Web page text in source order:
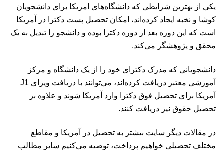
یکی از بهترین شرایطی که دانشگاه‌های امریکا برای دانشجویان
کوشا و نخبه ایجاد کرده‌اند، امکان تحصیل پست دکترا در آمریکا
است که این دوره بعد از دوره دکترا بوده و دانشجو را تبدیل به یک
محقق و پژوهشگر می‌کند.
دانشجویانی که مدرک دکترای خود را از یک دانشگاه و مرکز
آموزشی معتبر دریافت کرده‌اند، می‌توانند با دریافت ویزای J1
آمریکا برای تحصیل فوق دکترا وارد آمریکا شوند و علاوه بر
تحصیل حقوق نیز دریافت کنند.
در مقالات دیگر سایت بیشتر به تحصیل در آمریکا و مقاطع
مختلف تحصیلی خواهیم پرداخت، توصیه می‌کنیم سایر مطالب